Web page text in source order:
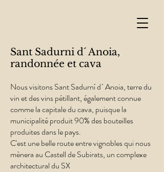
Sant Sadurni d´ Anoia,
randonnée et cava
Nous visitons Sant Sadurní d´ Anoia, terre du
vin et des vins pétillant, également connue
comme la capitale du cava, puisque la
municipalité produit 90% des bouteilles
produites dans le pays.
C'est une belle route entre vignobles qui nous
mènera au Castell de Subirats, un complexe
architectural du SX